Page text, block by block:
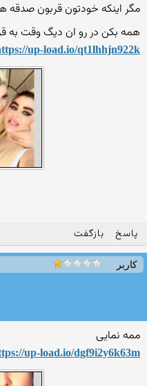
مگر اینکه خودتون قربون صدقه
همه بکن در رو ان دیگ وقت به
up-load.io/qt1lhhjn922k
پاسخ بازگفت
کاربر
ممه نمایی
up-load.io/dgf9i2y6k63m